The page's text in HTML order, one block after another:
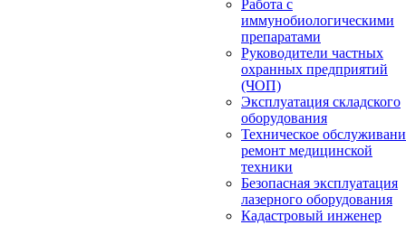
Работа с
иммунобиологическими
препаратами
Руководители частных
охранных предприятий
(ЧОП)
Эксплуатация складского
оборудования
Техническое
ремонт медицинской
техники
Безопасная эксплуатация
лазерного оборудования
Кадастровый инженер